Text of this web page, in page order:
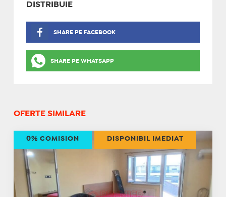
DISTRIBUIE
SHARE PE FACEBOOK
SHARE PE WHATSAPP
OFERTE SIMILARE
0% COMISION DISPONIBIL IMEDIAT